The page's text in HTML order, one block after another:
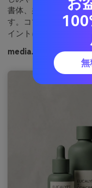
書体、柔らかな影と合
す。コツ：サンドベー
イントに。
media.ioで生成したユ